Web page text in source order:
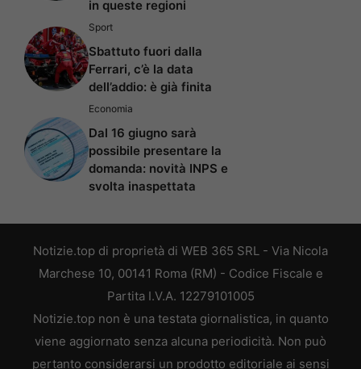
in queste regioni
Sport
Sbattuto fuori dalla
Ferrari, c’è la data
dell’addio: è già finita
Economia
Dal 16 giugno sarà
possibile presentare la
domanda: novità INPS e
svolta inaspettata
Notizie.top di proprietà di WEB 365 SRL - Via Nicola
Marchese 10, 00141 Roma (RM) - Codice Fiscale e
Partita I.V.A. 12279101005
Notizie.top non è una testata giornalistica, in quanto
viene aggiornato senza alcuna periodicità. Non può
pertanto considerarsi un prodotto editoriale ai sensi